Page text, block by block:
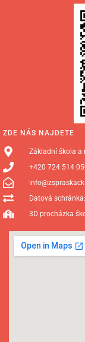
ZDE NÁS NAJDETE
Základní škola a
+420 724 514
Datová
3D procházka